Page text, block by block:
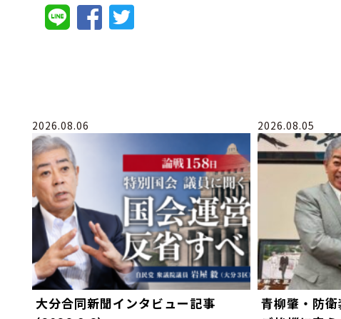
2026.08.06
大分合同新聞インタビュー記事
2026.08.05
青柳肇・防